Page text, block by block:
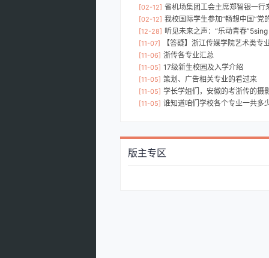
[02-12] 省机场集团工会主席郑智银一行
[02-12] 我校国际学生参加“畅想中国”党的二
[12-28] 听见未来之声：“乐动青春”5sing 15
[11-07] 【答疑】浙江传媒学院艺术类专业
[11-06] 浙传各专业汇总
[11-05] 17级新生校园及入学介绍
[11-05] 策划、广告相关专业的看过来
[11-05] 学长学姐们，安徽的考浙传的摄影专业好
[11-05] 谁知道咱们学校各个专业一共多少个班级
版主专区